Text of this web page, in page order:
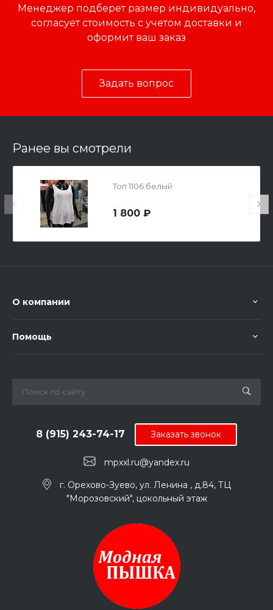
Менеджер подберет размер индивидуально,
согласует стоимость с учетом доставки и
оформит ваш заказ
Задать вопрос
Ранее вы смотрели
Топ 1106 белый
1 800 ₽
О компании
Помощь
mpxxl.ru@yandex.ru
8 (915) 243-74-17
г. Орехово-Зуево, ул. Ленина , д.84, ТЦ
"Морозовский", цокольный этаж
Заказать звонок